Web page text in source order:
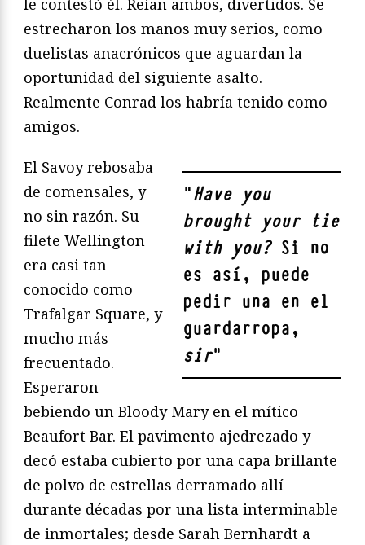
le contestó él. Reían ambos, divertidos. Se
estrecharon los manos muy serios, como
duelistas anacrónicos que aguardan la
oportunidad del siguiente asalto.
Realmente Conrad los habría tenido como
amigos.
"Have you
brought your tie
with you?Si no
es así, puede
pedir una en el
guardarropa,
sir"
El Savoy rebosaba
de comensales, y
no sin razón. Su
filete Wellington
era casi tan
conocido como
Trafalgar Square, y
mucho más
frecuentado.
Esperaron
bebiendo un Bloody Mary en el mítico
Beaufort Bar. El pavimento ajedrezado y
decó estaba cubierto por una capa brillante
de polvo de estrellas derramado allí
durante décadas por una lista interminable
de inmortales; desde Sarah Bernhardt a